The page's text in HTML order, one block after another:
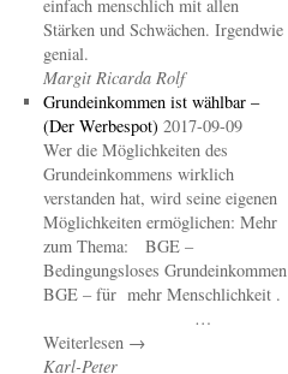
einfach menschlich mit allen
Stärken und Schwächen. Irgendwie
genial.
Margit Ricarda Rolf
Grundeinkommen ist wählbar –
(Der Werbespot) 2017-09-09
Wer die Möglichkeiten des
Grundeinkommens wirklich
verstanden hat, wird seine eigenen
Möglichkeiten ermöglichen: Mehr
zum Thema: BGE –
Bedingungsloses Grundeinkommen
BGE – für mehr Menschlichkeit .
…
Weiterlesen →
Karl-Peter